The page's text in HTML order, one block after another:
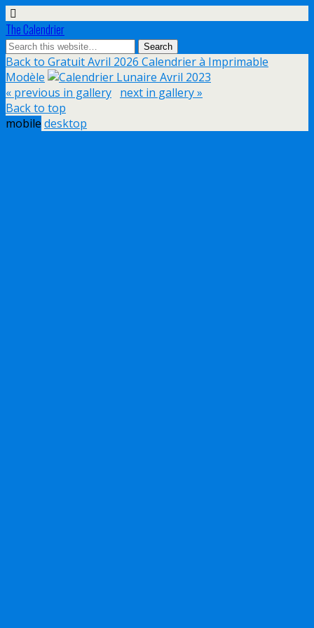
The Calendrier
Back to Gratuit Avril 2026 Calendrier à Imprimable
Modèle
« previous in gallery next in gallery »
Back to top
mobile desktop